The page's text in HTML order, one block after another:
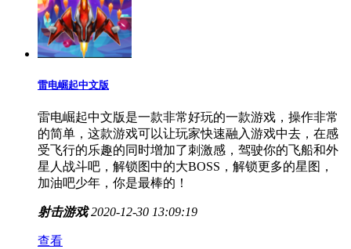
雷电崛起中文版
雷电崛起中文版是一款非常好玩的一款游戏，操作非常
的简单，这款游戏可以让玩家快速融入游戏中去，在感
受飞行的乐趣的同时增加了刺激感，驾驶你的飞船和外
星人战斗吧，解锁图中的大BOSS，解锁更多的星图，
加油吧少年，你是最棒的！
射击游戏 2020-12-30 13:09:19
查看